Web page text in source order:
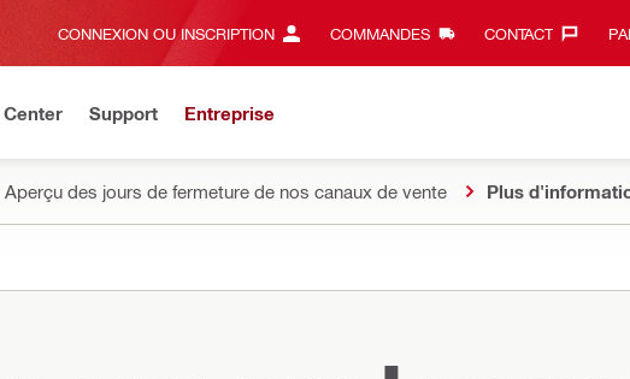
CONNEXION OU INSCRIPTION COMMANDES CONTACT‎
Support Entreprise
Aperçu des jours de fermeture de nos canaux de vente Plus